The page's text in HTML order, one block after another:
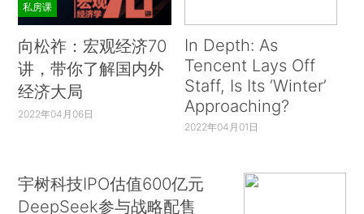
私房课
向松祚：宏观经济70
讲，带你了解国内外
经济大局
2022年04月06日
In Depth: As
Tencent Lays Off
Staff, Is Its ‘Winter’
Approaching?
2022年04月01日
宇树科技IPO估值600亿元
DeepSeek参与战略配售